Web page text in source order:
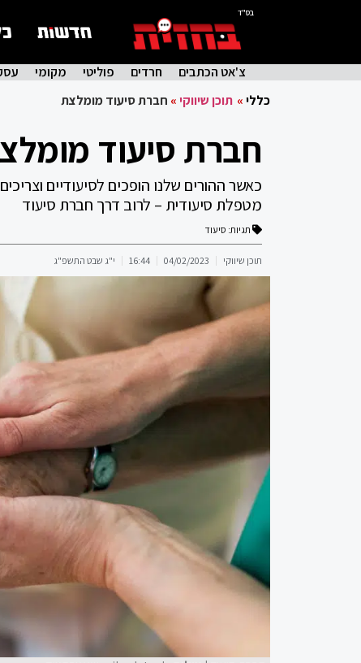
בס"ד
צ'אט הכתבים חרדים פוליטי מקומי
כללי» תוכן שיווקי» חברת סיעוד מומלצת
חברת סיעוד
כאשר ההורים שלנו הופכים לסיעודיים
מטפלת סיעודית – לרוב דרך חברת סיעוד
תגיות: סיעוד
תוכן שיווקי 04/02/2023
16:44 י"ג שבט התשפ"ג